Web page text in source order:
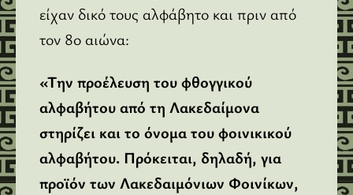
είχαν δικό τους αλφάβητο και πριν από
τον 8ο αιώνα:
«Tην προέλευση του φθογγικού
αλφαβήτου από τη Λακεδαίμονα
στηρίζει και το όνομα του φοινικικού
αλφαβήτου. Πρόκειται, δηλαδή, για
προϊόν των Λακεδαιμόνιων Φοινίκων,